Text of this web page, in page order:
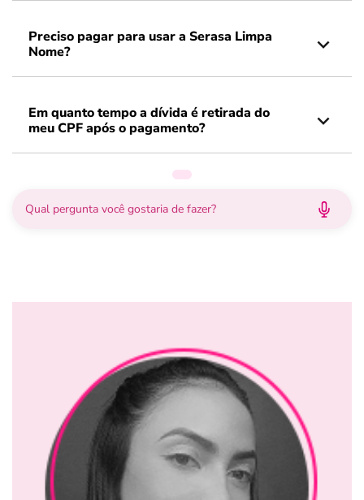
Preciso pagar para usar a Serasa Limpa
Nome?
Em quanto tempo a dívida é retirada do
meu CPF após o pagamento?